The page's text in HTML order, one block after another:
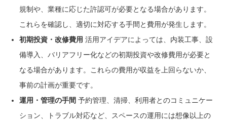
規制や、業種に応じた許認可が必要となる場合があります。
これらを確認し、適切に対応する手間と費用が発生します。
初期投資・改修費用 活用アイデアによっては、内装工事、設
備導入、バリアフリー化などの初期投資や改修費用が必要と
なる場合があります。これらの費用が収益を上回らないか、
事前の計画が重要です。
運用・管理の手間 予約管理、清掃、利用者とのコミュニケー
ション、トラブル対応など、スペースの運用には想像以上の